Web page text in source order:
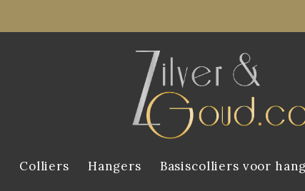
Colliers Hangers Basiscolliers voor